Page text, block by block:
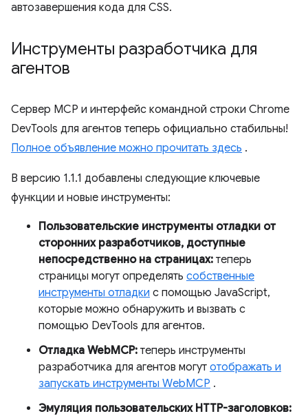
автозавершения кода для CSS.
Инструменты разработчика для
агентов
Сервер MCP и интерфейс командной строки Chrome
DevTools для агентов теперь официально стабильны!
Полное объявление можно прочитать здесь .
В версию 1.1.1 добавлены следующие ключевые
функции и новые инструменты:
Пользовательские инструменты отладки от
сторонних разработчиков, доступные
непосредственно на страницах: теперь
страницы могут определять собственные
инструменты отладки с помощью JavaScript,
которые можно обнаружить и вызвать с
помощью DevTools для агентов.
Отладка WebMCP: теперь инструменты
разработчика для агентов могут отображать и
запускать инструменты WebMCP .
Эмуляция пользовательских HTTP-заголовков: